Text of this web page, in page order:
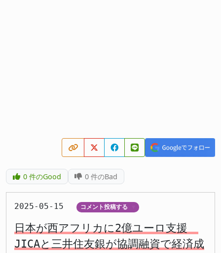
0件のGood 0 件のBad
2025-05-15 コメント投稿する
日本が西アフリカに2億ユーロ支援
JICAと三井住友銀が協調融資で経済成